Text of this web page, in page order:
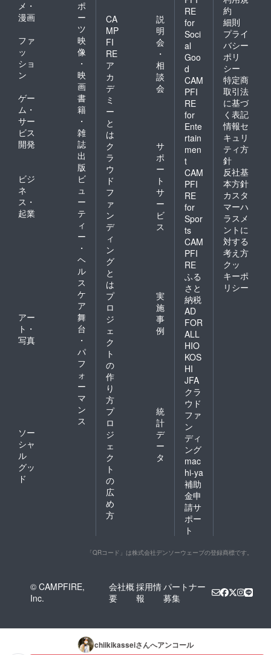
メ・
漫画
ポ
ー
ツ
ファ
ッ
ショ
ン
映
像
・
映
画
ゲー
ム・
サー
ビス
開発
書
籍
・
雑
誌
出
版
ビジ
ネ
ス・
起業
ビ
ュ
ー
テ
ィ
ー
・
ヘ
ル
ス
ケ
ア
アー
ト・
写真
舞
台
・
パ
フ
ォ
ー
マ
ン
ス
ソー
シャ
ル
グッ
ド
CA
MP
FI
RE
ア
カ
デ
ミ
ー
と
は
説
明
会
・
相
談
会
ク
ラ
ウ
ド
フ
ァ
ン
デ
ィ
ン
グ
と
は
サ
ポ
ー
ト
サ
ー
ビ
ス
プ
ロ
ジ
ェ
ク
ト
の
作
り
方
実
施
事
例
プ
ロ
ジ
ェ
ク
ト
の
広
め
方
統
計
デ
ー
タ
RE
for
Soci
al
Goo
d
CAM
PFI
RE
for
Ente
rtain
men
t
CAM
PFI
RE
for
Spor
ts
CAM
PFI
RE
ふる
さと
納税
AD
FOR
ALL
HIO
KOS
HI
JFA
クラ
ウド
ファ
ン
ディ
ング
mac
hi-ya
補助
金申
請サ
ポー
ト
約
細則
プライ
バシー
ポリ
シー
特定商
取引法
に基づ
く表記
情報セ
キュリ
ティ方
針
反社基
本方針
カスタ
マーハ
ラスメ
ントに
対する
考え方
クッ
キーポ
リシー
「QRコード」は株式会社デンソーウェーブの登録商標です。
© CAMPFIRE,
Inc.
会社概
要
採用情
報
パートナー
募集
chiikikasseiさんへアンコール